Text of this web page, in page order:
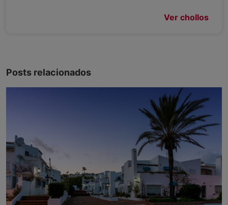
Ver chollos
Posts relacionados